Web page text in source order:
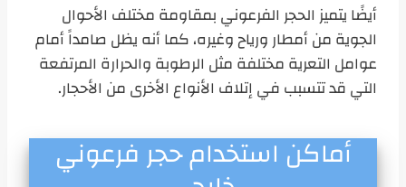
أيضًا يتميز الحجر الفرعوني بمقاومة مختلف الأحوال
الجوية من أمطار ورياح وغيره، كما أنه يظل صامداً أمام
عوامل التعرية مختلفة مثل الرطوبة والحرارة المرتفعة
التي قد تتسبب في إتلاف الأنواع الأخرى من الأحجار.
أماكن استخدام حجر فرعوني